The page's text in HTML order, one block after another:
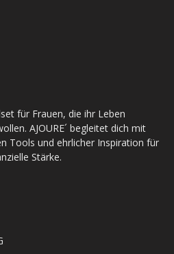
für Frauen, die ihr Leben
AJOURE´ begleitet dich mit
Tools und ehrlicher Inspiration für
Stärke.